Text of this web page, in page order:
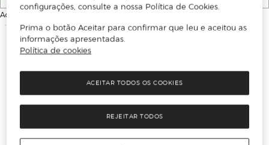
Ao continuar, aceitas as
configurações, consulte a nossa Política de Cookies.
Prima o botão Aceitar para confirmar que leu e aceitou as
informações apresentadas.
Política de cookies
REJEITAR TODOS
ACEITAR TODOS OS COOKIES